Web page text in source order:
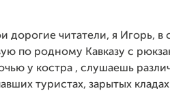
дорогие читатели, я Игорь,
по родному Кавказу с
у костра , слушаешь
туристах, зарытых